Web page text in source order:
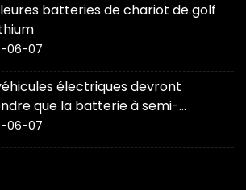
batteries de chariot de golf
06-07
électriques devront
que la batterie à semi-
« change la donne »
06-07